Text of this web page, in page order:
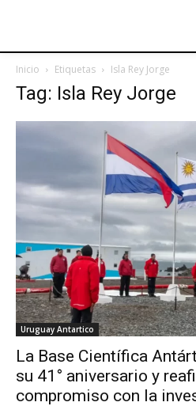
Inicio Etiquetas Isla Rey Jorge
Tag: Isla Rey Jorge
Uruguay Antartico
La Base Científica
su 41° aniversario y
compromiso con la